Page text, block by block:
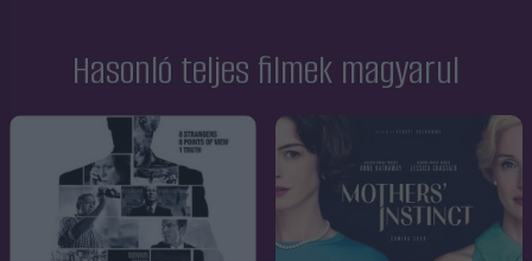
Hasonló teljes filmek magyarul